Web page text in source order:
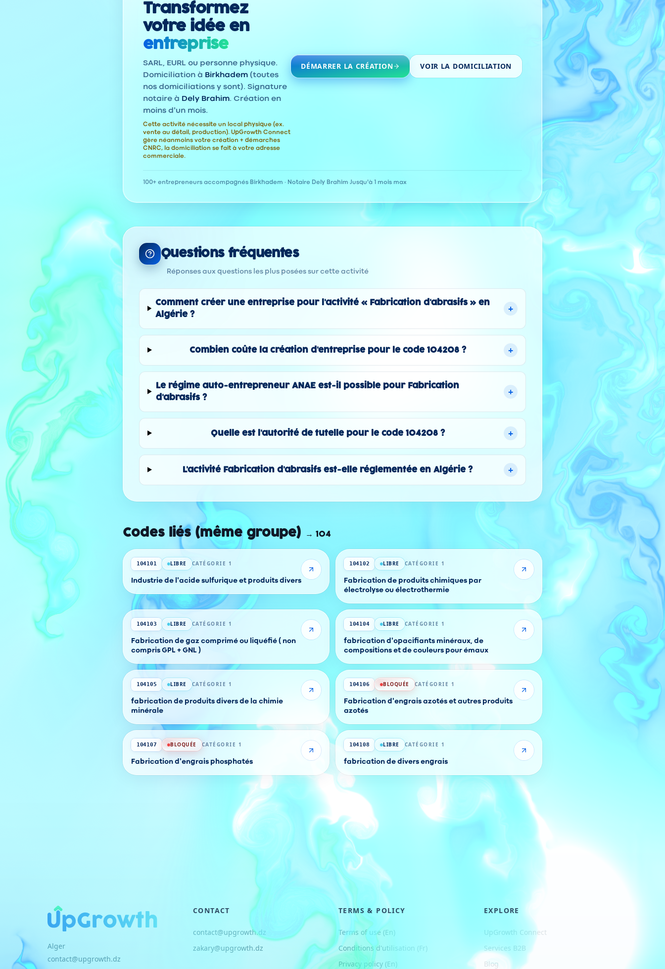
Transformez
votre idée en
entreprise
SARL, EURL ou personne physique.
Domiciliation à Birkhadem (toutes
nos domiciliations y sont). Signature
notaire à Dely Brahim. Création en
moins d'un mois.
Cette activité nécessite un local physique (ex.
vente au détail, production). UpGrowth Connect
gère néanmoins votre création + démarches
CNRC, la domiciliation se fait à votre adresse
commerciale.
DÉMARRER LA CRÉATION VOIR LA DOMICILIATION
100+ entrepreneurs accompagnés· Birkhadem · Notaire Dely Brahim ·Jusqu'à 1 mois max
Questions fréquentes
Réponses aux questions les plus posées sur cette activité
Comment créer une entreprise pour l'activité « Fabrication d'abrasifs » en
Algérie ?
+
Combien coûte la création d'entreprise pour le code 104208 ? +
Le régime auto-entrepreneur ANAE est-il possible pour Fabrication
d'abrasifs ?
+
Quelle est l'autorité de tutelle pour le code 104208 ? +
L'activité Fabrication d'abrasifs est-elle réglementée en Algérie ? +
Codes liés (même groupe) → 104
104101 LIBRE CATÉGORIE 1
Industrie de l'acide sulfurique et produits divers
104102 LIBRE CATÉGORIE 1
Fabrication de produits chimiques par
électrolyse ou électrothermie
104103 LIBRE CATÉGORIE 1
Fabrication de gaz comprimé ou liquéfié ( non
compris GPL + GNL )
104104 LIBRE CATÉGORIE 1
fabrication d'opacifiants minéraux, de
compositions et de couleurs pour émaux
104105 LIBRE CATÉGORIE 1
fabrication de produits divers de la chimie
minérale
104106 BLOQUÉE CATÉGORIE 1
Fabrication d'engrais azotés et autres produits
azotés
104107 BLOQUÉE CATÉGORIE 1
Fabrication d'engrais phosphatés
104108 LIBRE CATÉGORIE 1
fabrication de divers engrais
Alger
contact@upgrowth.dz
CONTACT
contact@upgrowth.dz
zakary@upgrowth.dz
TERMS & POLICY
Terms of use (En)
Conditions d'utilisation (Fr)
Privacy policy (En)
EXPLORE
UpGrowth Connect
Services B2B
Blog